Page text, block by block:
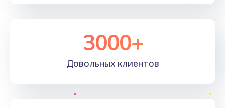
3000+
Довольных клиентов